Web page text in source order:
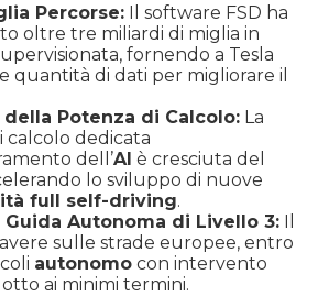
Percorse: Il software FSD ha
oltre tre miliardi di miglia in
fornendo a Tesla
quantità di dati per migliorare il
Potenza di Calcolo: La
calcolo dedicata
dell’AI è cresciuta del
lo sviluppo di nuove
full self-driving.
Autonoma di Livello 3: Il
sulle strade europee, entro
autonomo con intervento
ai minimi termini.